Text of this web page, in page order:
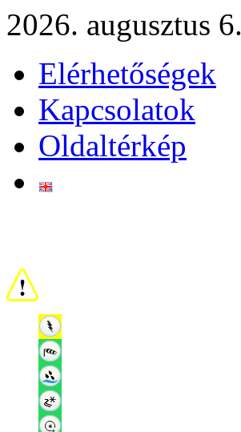
2026. augusztus
Elérhetőségek
Kapcsolatok
Oldaltérkép